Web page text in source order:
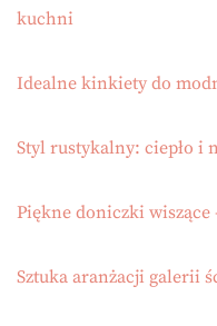
kuchni
Idealne kinkiety do
Styl rustykalny: ciepło i
Piękne doniczki
Sztuka aranżacji galerii